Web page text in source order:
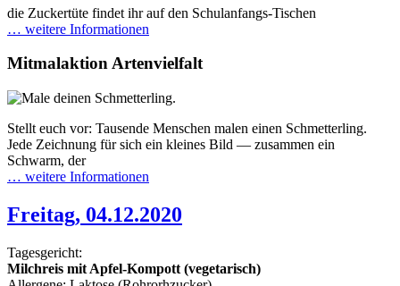
die Zuckertüte findet ihr auf den Schulanfangs-Tischen
… weitere Informationen
Mitmalaktion Artenvielfalt
Stellt euch vor: Tausende Menschen malen einen Schmetterling.
Jede Zeichnung für sich ein kleines Bild — zusammen ein
Schwarm, der
… weitere Informationen
Freitag, 04.12.2020
Tagesgericht:
Milchreis mit Apfel-Kompott (vegetarisch)